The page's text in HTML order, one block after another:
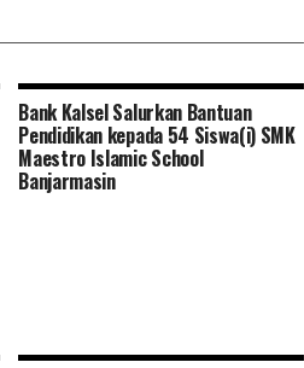
Bank Kalsel Salurkan Bantuan
Pendidikan kepada 54 Siswa(i) SMK
Maestro Islamic School
Banjarmasin